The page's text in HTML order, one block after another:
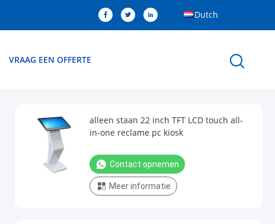
Dutch
VRAAG EEN OFFERTE
alleen staan 22 inch TFT LCD touch all-
in-one reclame pc kiosk
Contact opnemen
Meer informatie